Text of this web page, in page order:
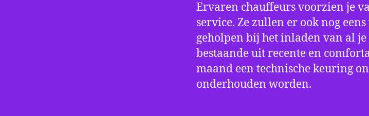
Ervaren chauffeurs voorzien je
service. Ze zullen er ook nog
geholpen bij het inladen van al
bestaande uit recente en
maand een technische keuring
onderhouden worden.